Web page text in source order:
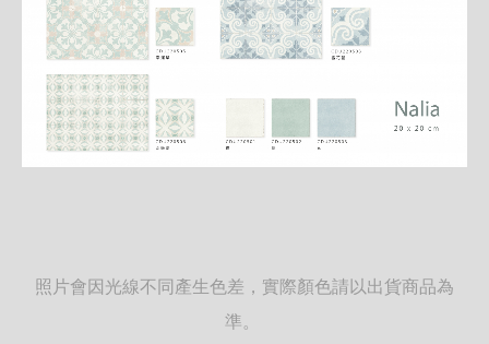
照片會因光線不同產生色差，實際顏色請以出貨商品為
準。